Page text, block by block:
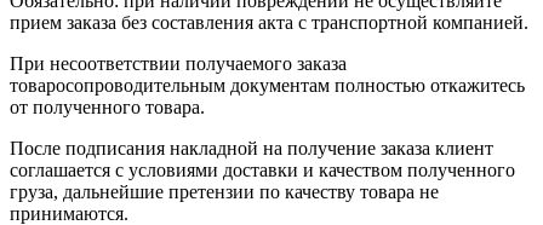
прием заказа без составления акта с транспортной компанией.
При несоответствии получаемого заказа
товаросопроводительным документам полностью откажитесь
от полученного товара.
После подписания накладной на получение заказа клиент
соглашается с условиями доставки и качеством полученного
груза, дальнейшие претензии по качеству товара не
принимаются.